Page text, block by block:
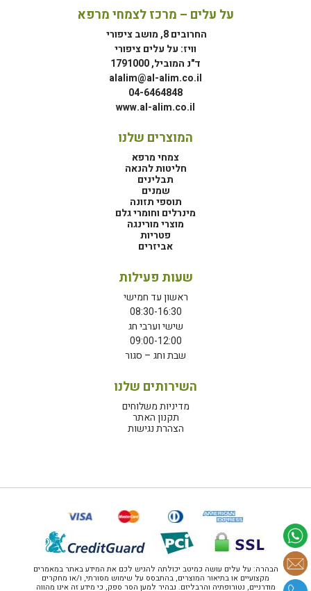
על עלים – מרכז לצמחי מרפא
החרובים 8, מושב ציפורי
וויז: על עלים ציפורי
ד"נ המוביל, 1791000
alalim@al-alim.co.il
04-6464848
www.al-alim.co.il
המוצרים שלנו
צמחי מרפא
חליטות להנאה
תבלינים
שמנים
תוספי תזונה
מינרלים וחומרי גלם
מוצרי מורינגה
פטריות
אביזרים
שעות פעילות
ראשון עד חמישי
08:30-16:30
שישי וערבי חג
09:00-12:00
שבת וחג – סגור
השירותים שלנו
מדיניות משלוחים
תקנון האתר
הצהרת נגישות
הבהרה: על עלים עושה כמיטב יכולתה להגיש לכם את המידע באתר במאמרים
מקצועיים או בתיאור המוצרים, בהתבסס על שימוש מסורתי, ו/או מחקרים
מודרניים, נטורופתיה והרבליזם. נבהיר למען הסר ספק, כי מידע זה אינו מהווה